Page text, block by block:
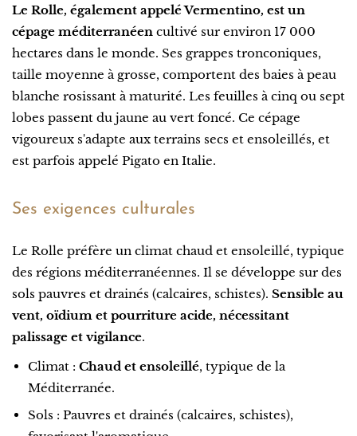
Le Rolle, également appelé Vermentino, est un
cépage méditerranéen cultivé sur environ 17 000
hectares dans le monde. Ses grappes tronconiques,
taille moyenne à grosse, comportent des baies à peau
blanche rosissant à maturité. Les feuilles à cinq ou sept
lobes passent du jaune au vert foncé. Ce cépage
vigoureux s'adapte aux terrains secs et ensoleillés, et
est parfois appelé Pigato en Italie.
Ses exigences culturales
Le Rolle préfère un climat chaud et ensoleillé, typique
des régions méditerranéennes. Il se développe sur des
sols pauvres et drainés (calcaires, schistes). Sensible au
vent, oïdium et pourriture acide, nécessitant
palissage et vigilance.
Climat : Chaud et ensoleillé, typique de la
Méditerranée.
Sols : Pauvres et drainés (calcaires, schistes),